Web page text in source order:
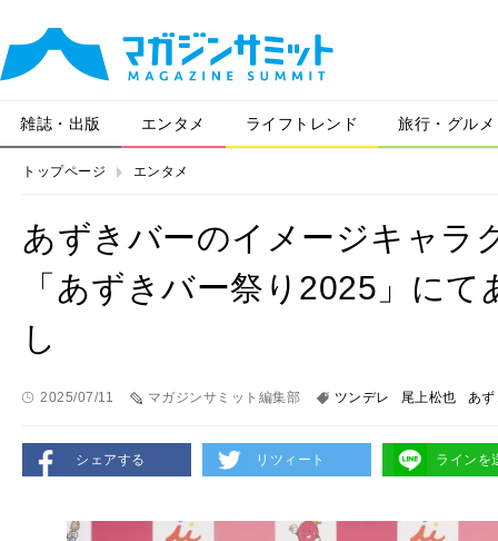
雑誌・出版 エンタメ ライフトレンド 旅行・グルメ
トップページ エンタメ
あずきバーのイメージキャラ
「あずきバー祭り2025」に
し
2025/07/11 マガジンサミット編集部 ツンデレ 尾上松也 あ
シェアする リツィート ラインを